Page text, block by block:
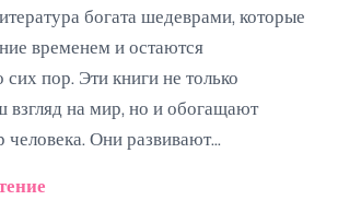
богата шедеврами, которые
временем и остаются
пор. Эти книги не только
на мир, но и обогащают
человека. Они развивают
статье мы рассмотрим, какие серии